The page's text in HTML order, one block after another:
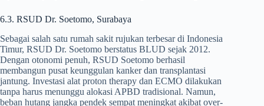
6.3. RSUD Dr. Soetomo, Surabaya
Sebagai salah satu rumah sakit rujukan terbesar di Indonesia
Timur, RSUD Dr. Soetomo berstatus BLUD sejak 2012.
Dengan otonomi penuh, RSUD Soetomo berhasil
membangun pusat keunggulan kanker dan transplantasi
jantung. Investasi alat proton therapy dan ECMO dilakukan
tanpa harus menunggu alokasi APBD tradisional. Namun,
beban hutang jangka pendek sempat meningkat akibat over-